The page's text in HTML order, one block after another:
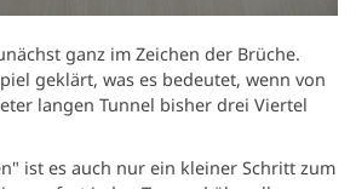
ganz im Zeichen der Brüche.
geklärt, was es bedeutet, wenn von
langen Tunnel bisher drei Viertel
ist es auch nur ein kleiner Schritt zum